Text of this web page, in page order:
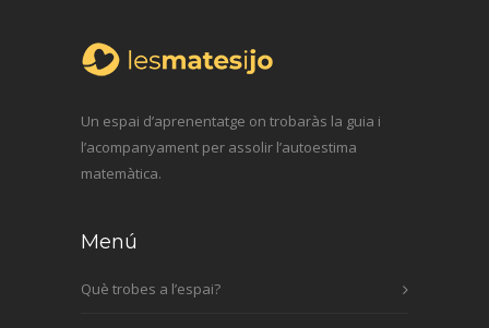
Un espai d’aprenentatge on trobaràs la guia i
l’acompanyament per assolir l’autoestima
matemàtica.
Menú
Què trobes a l’espai?